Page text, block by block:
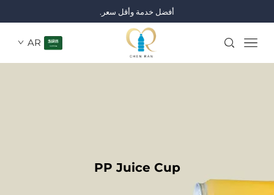
أفضل خدمة وأقل سعر.
AR
PP Juice Cup